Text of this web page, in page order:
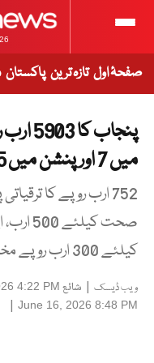
صفحۂ اول تازہ ترین پاکستان
میں 7 اور پنشن میں 3.5 فیصد اضافے کی تجویز
صحت
کیلئے 300 ارب روپے مختص
ویب ڈیسک | شائع 4:22 PM
June 16, 2026 8:48 PM
|